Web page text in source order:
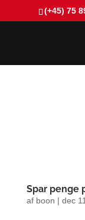
(+45) 75
Spar penge
af boon | dec